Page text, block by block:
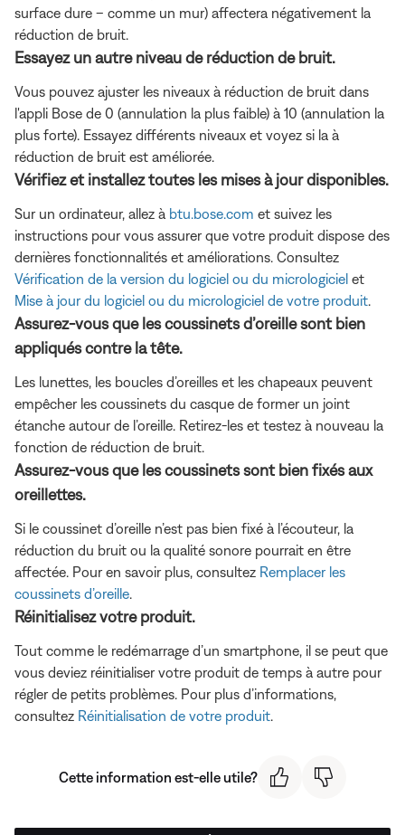
surface dure – comme un mur) affectera négativement la
réduction de bruit.
Essayez un autre niveau de réduction de bruit.
Vous pouvez ajuster les niveaux à réduction de bruit dans
l'appli Bose de 0 (annulation la plus faible) à 10 (annulation la
plus forte). Essayez différents niveaux et voyez si la à
réduction de bruit est améliorée.
Vérifiez et installez toutes les mises à jour disponibles.
Sur un ordinateur, allez à btu.bose.com et suivez les
instructions pour vous assurer que votre produit dispose des
dernières fonctionnalités et améliorations. Consultez
Vérification de la version du logiciel ou du micrologiciel et
Mise à jour du logiciel ou du micrologiciel de votre produit.
Assurez-vous que les coussinets d’oreille sont bien
appliqués contre la tête.
Les lunettes, les boucles d’oreilles et les chapeaux peuvent
empêcher les coussinets du casque de former un joint
étanche autour de l’oreille. Retirez-les et testez à nouveau la
fonction de réduction de bruit.
Assurez-vous que les coussinets sont bien fixés aux
oreillettes.
Si le coussinet d’oreille n’est pas bien fixé à l’écouteur, la
réduction du bruit ou la qualité sonore pourrait en être
affectée. Pour en savoir plus, consultez Remplacer les
coussinets d’oreille.
Réinitialisez votre produit.
Tout comme le redémarrage d’un smartphone, il se peut que
vous deviez réinitialiser votre produit de temps à autre pour
régler de petits problèmes. Pour plus d’informations,
consultez Réinitialisation de votre produit.
Cette information est-elle utile?